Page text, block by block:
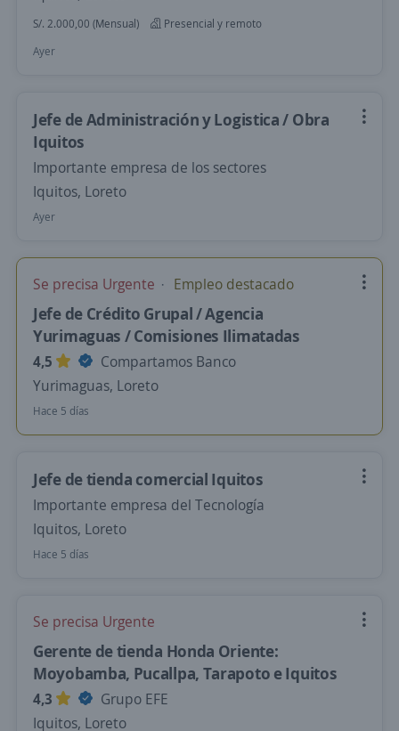
S/. 2.000,00 (Mensual)
Presencial y remoto
Ayer
Jefe de Administración y Logistica / Obra
Iquitos
Importante empresa de los sectores
Iquitos, Loreto
Ayer
Se precisa Urgente Empleo destacado
Jefe de Crédito Grupal / Agencia
Yurimaguas / Comisiones Ilimatadas
4,5
Compartamos Banco
Yurimaguas, Loreto
Hace 5 días
Jefe de tienda comercial Iquitos
Importante empresa del Tecnología
Iquitos, Loreto
Hace 5 días
Se precisa Urgente
Gerente de tienda Honda Oriente:
Moyobamba, Pucallpa, Tarapoto e Iquitos
4,3
Grupo EFE
Iquitos, Loreto